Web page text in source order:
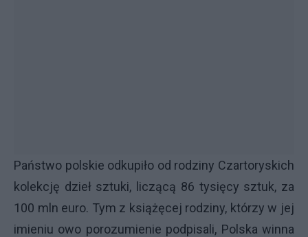
Państwo polskie odkupiło od rodziny Czartoryskich
kolekcję dzieł sztuki, liczącą 86 tysięcy sztuk, za
100 mln euro. Tym z książęcej rodziny, którzy w jej
imieniu owo porozumienie podpisali, Polska winna